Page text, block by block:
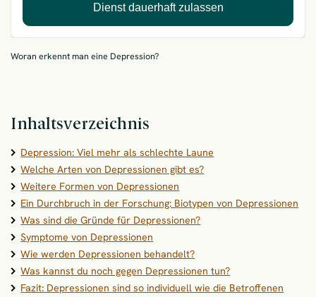
Dienst dauerhaft zulassen
Woran erkennt man eine Depression?
Inhaltsverzeichnis
Depression: Viel mehr als schlechte Laune
Welche Arten von Depressionen gibt es?
Weitere Formen von Depressionen
Ein Durchbruch in der Forschung: Biotypen von Depressionen
Was sind die Gründe für Depressionen?
Symptome von Depressionen
Wie werden Depressionen behandelt?
Was kannst du noch gegen Depressionen tun?
Fazit: Depressionen sind so individuell wie die Betroffenen